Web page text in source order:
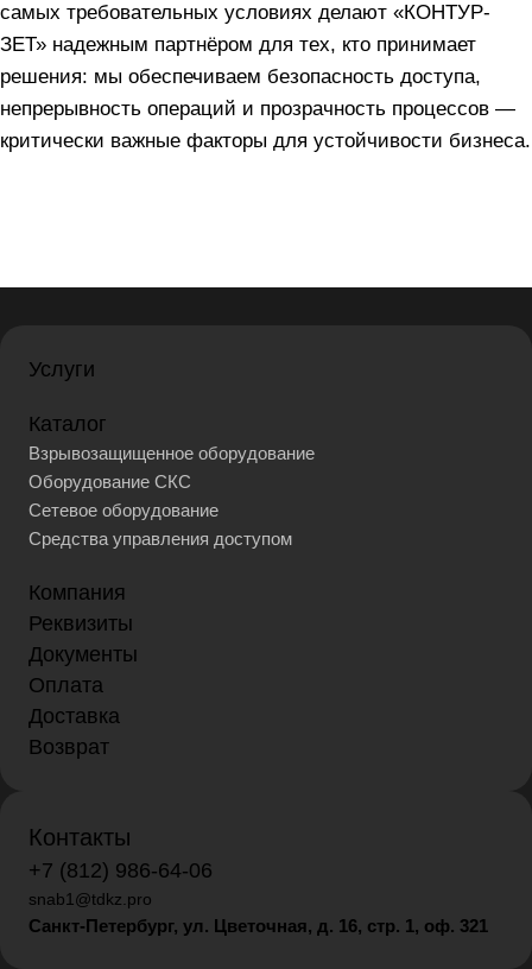
самых требовательных условиях делают «КОНТУР-
ЗЕТ» надежным партнёром для тех, кто принимает
решения: мы обеспечиваем безопасность доступа,
непрерывность операций и прозрачность процессов —
критически важные факторы для устойчивости бизнеса.
Услуги
Каталог
Взрывозащищенное оборудование
Оборудование СКС
Сетевое оборудование
Средства управления доступом
Компания
Реквизиты
Документы
Оплата
Доставка
Возврат
Контакты
+7 (812) 986-64-06
snab1@tdkz.pro
Санкт-Петербург, ул. Цветочная, д. 16, стр. 1, оф. 321